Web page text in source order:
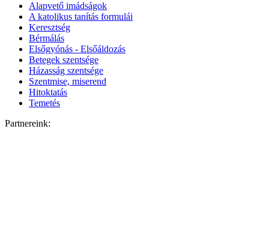
Alapvető imádságok
A katolikus tanítás formulái
Keresztség
Bérmálás
Elsőgyónás - Elsőáldozás
Betegek szentsége
Házasság szentsége
Szentmise, miserend
Hitoktatás
Temetés
Partnereink: